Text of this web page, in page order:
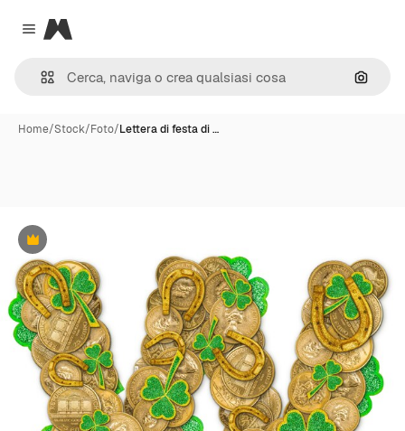
Close menu
Magnific
Cerca
Home/Stock/Foto/Lettera di festa di …
Premium